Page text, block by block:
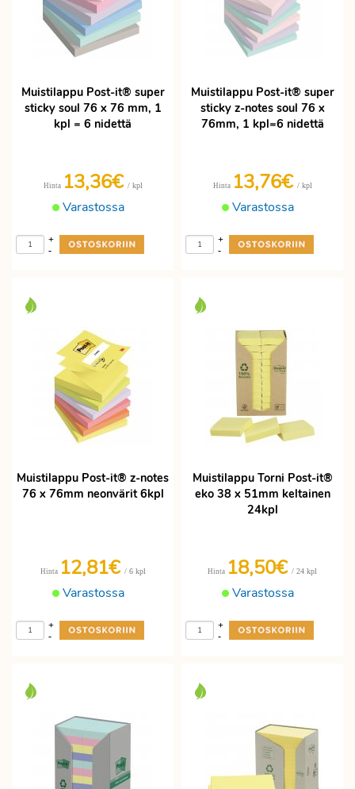
Muistilappu Post-it® super
sticky soul 76 x 76 mm, 1
kpl = 6 nidettä
Varastossa
Hinta 13,36€ / kpl
-
+
Muistilappu Post-it® super
sticky z-notes soul 76 x
76mm, 1 kpl=6 nidettä
Varastossa
Hinta 13,76€ / kpl
-
+
Muistilappu Post-it® z-notes
76 x 76mm neonvärit 6kpl
Varastossa
Hinta 12,81€ / 6 kpl
-
+
Muistilappu Torni Post-it®
eko 38 x 51mm keltainen
24kpl
Varastossa
Hinta 18,50€ / 24 kpl
-
+